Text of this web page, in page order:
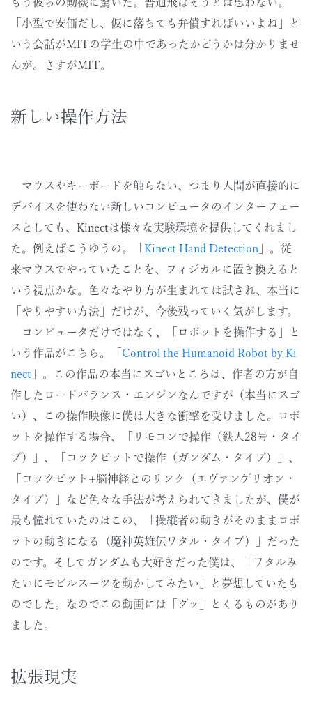
「小型で安価だし、仮に落ちても弁償すればいいよね」と
いう会話がMITの学生の中であったかどうかは分かりませ
んが。さすがMIT。
新しい操作方法
マウスやキーボードを触らない、つまり人間が直接的に
デバイスを使わない新しいコンピュータのインターフェー
スとしても、Kinectは様々な実験環境を提供してくれまし
た。例えばこうゆうの。「 Kinect Hand Detection 」。従
来マウスでやっていたことを、フィジカルに置き換えると
いう視点かな。色々なやり方が生まれては試され、本当に
「やりやすい方法」だけが、今後残っていく気がします。
コンピュータだけではなく、「ロボットを操作する」と
いう作品がこちら。「 Control the Humanoid Robot by Ki
nect 」。この作品の本当にスゴいところは、作者の方が自
作したロードバランス・エンジンなんですが（本当にスゴ
い）、この操作映像に僕は大きな衝撃を受けました。ロボ
ットを操作する場合、「リモコンで操作（鉄人28号・タイ
プ）」、「コックピットで操作（ガンダム・タイプ）」、
「コックピット+脳神経とのリンク（エヴァンゲリオン・
タイプ）」など色々な手法が考えられてきましたが、僕が
最も憧れていたのはこの、「操縦者の動きがそのままロボ
ットの動きになる（魔神英雄伝ワタル・タイプ）」だった
のです。そしてガンダムも大好きだった僕は、「ワタルみ
たいにモビルスーツを動かしてみたい」と夢想していたも
のでした。なのでこの動画には「グッ」とくるものがあり
ました。
拡張現実